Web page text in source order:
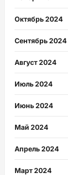
Октябрь 2024
Сентябрь 2024
Август 2024
Июль 2024
Июнь 2024
Май 2024
Апрель 2024
Март 2024